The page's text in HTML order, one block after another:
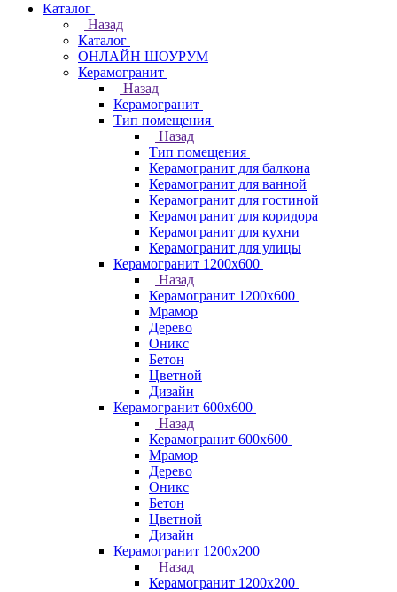
Каталог
Назад
Каталог
ОНЛАЙН ШОУРУМ
Керамогранит
Назад
Керамогранит
Тип помещения
Назад
Тип помещения
Керамогранит для балкона
Керамогранит для ванной
Керамогранит для гостиной
Керамогранит для коридора
Керамогранит для кухни
Керамогранит для улицы
Керамогранит 1200х600
Назад
Керамогранит 1200х600
Мрамор
Дерево
Оникс
Бетон
Цветной
Дизайн
Керамогранит 600х600
Назад
Керамогранит 600х600
Мрамор
Дерево
Оникс
Бетон
Цветной
Дизайн
Керамогранит 1200x200
Назад
Керамогранит 1200x200